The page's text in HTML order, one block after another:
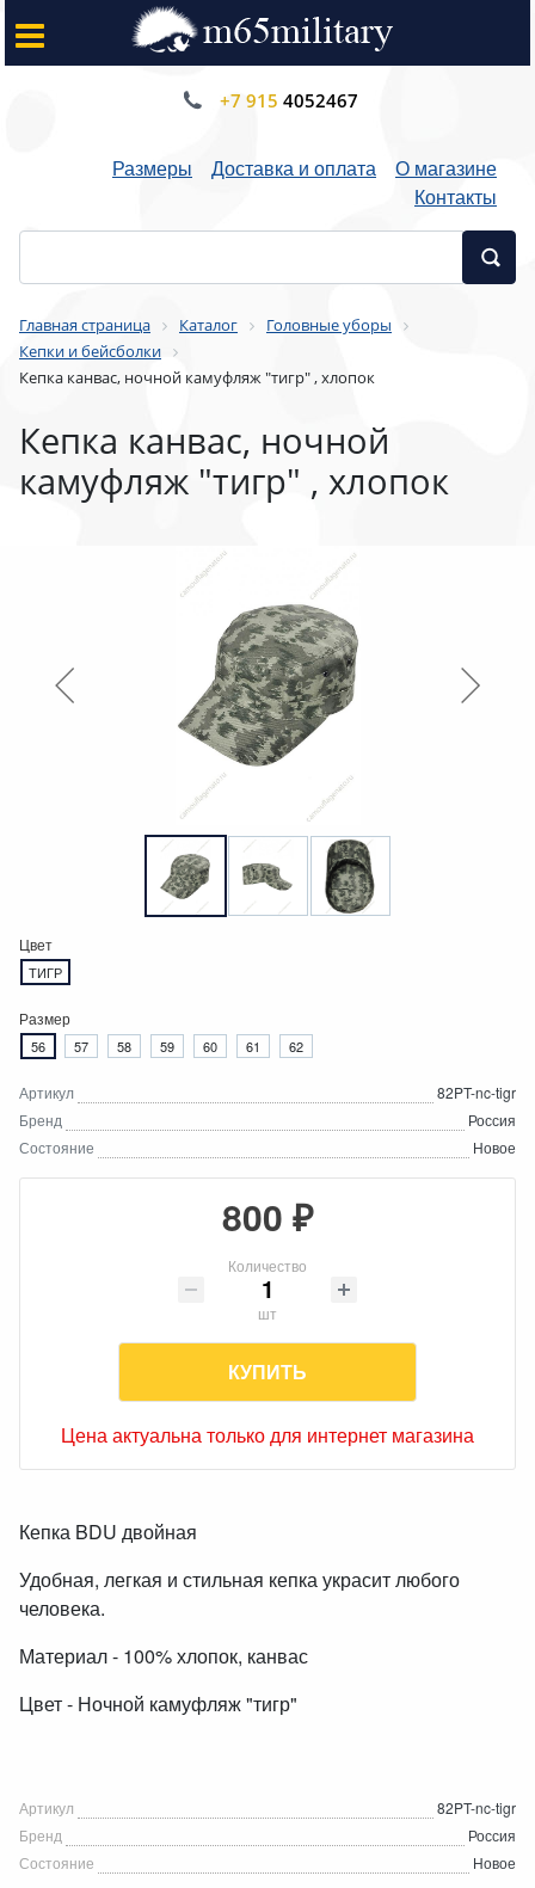
+7 915 4052467
Размеры Доставка и оплата
О магазине
Контакты
Главная страница Каталог
Головные уборы
Кепки и бейсболки
Кепка канвас, ночной камуфляж "тигр" , хлопок
Кепка канвас, ночной
камуфляж "тигр" , хлопок
Цвет
ТИГР
Размер
56 57 58 59 60 61 62
Артикул
82PT-nc-tigr
Бренд
Россия
Состояние
Новое
800 ₽
Количество
шт
КУПИТЬ
Цена актуальна только для интернет магазина
Кепка BDU двойная
Удобная, легкая и стильная кепка украсит любого
человека.
Материал - 100% хлопок, канвас
Цвет - Ночной камуфляж "тигр"
Артикул
82PT-nc-tigr
Бренд
Россия
Состояние
Новое